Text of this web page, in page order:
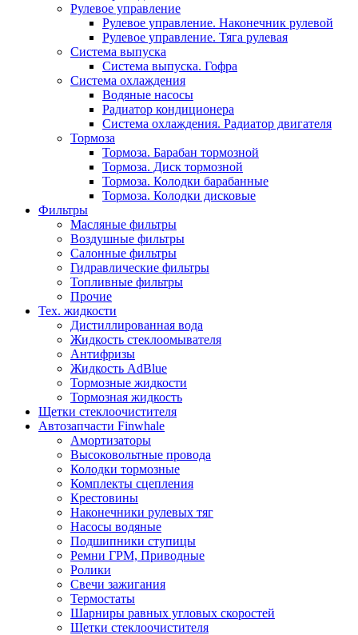
Рулевое управление
Рулевое управление. Наконечник рулевой
Рулевое управление. Тяга рулевая
Система выпуска
Система выпуска. Гофра
Система охлаждения
Водяные насосы
Радиатор кондиционера
Система охлаждения. Радиатор двигателя
Тормоза
Тормоза. Барабан тормозной
Тормоза. Диск тормозной
Тормоза. Колодки барабанные
Тормоза. Колодки дисковые
Фильтры
Масляные фильтры
Воздушные фильтры
Салонные фильтры
Гидравлические фильтры
Топливные фильтры
Прочие
Тех. жидкости
Дистиллированная вода
Жидкость стеклоомывателя
Антифризы
Жидкость AdBlue
Тормозные жидкости
Тормозная жидкость
Щетки стеклоочистителя
Автозапчасти Finwhale
Амортизаторы
Высоковольтные провода
Колодки тормозные
Комплекты сцепления
Крестовины
Наконечники рулевых тяг
Насосы водяные
Подшипники ступицы
Ремни ГРМ, Приводные
Ролики
Свечи зажигания
Термостаты
Шарниры равных угловых скоростей
Щетки стеклоочистителя